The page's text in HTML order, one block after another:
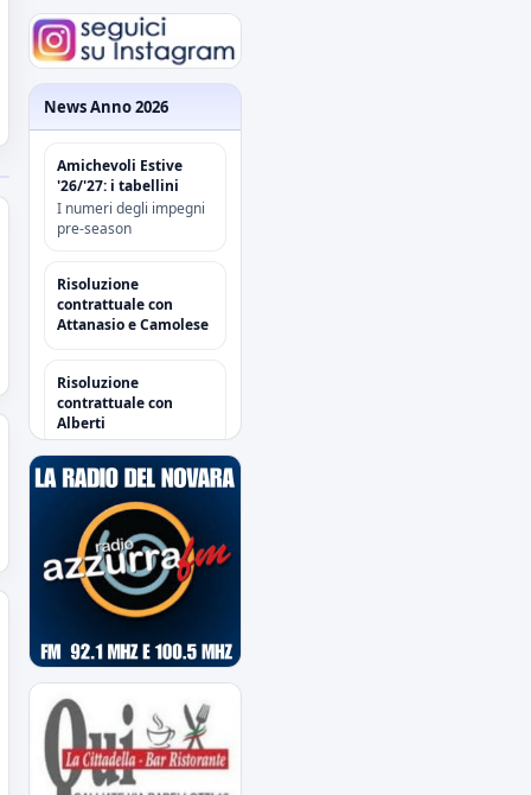
News Anno 2026
Amichevoli Estive
'26/'27: i tabellini
I numeri degli impegni
pre-season
Risoluzione
contrattuale con
Attanasio e Camolese
Risoluzione
contrattuale con
Alberti
Acquisti/Cessioni
"Sessione Estiva
2026/2027"
tutte le operazioni degli
azzurri
Il Novara è atteso dal
quarto impegno
estivo
Mercoledì a Chiavari.
Tra amichevoli e
mercato...
Orari Biglietteria